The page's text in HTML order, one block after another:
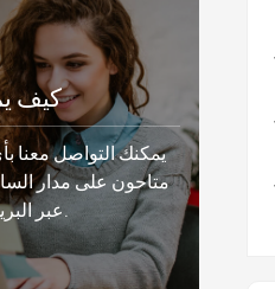
كيف
يمكنك التواصل معنا
متاحون على مدار
عبر البريد الإلكتروني أو الهاتف.